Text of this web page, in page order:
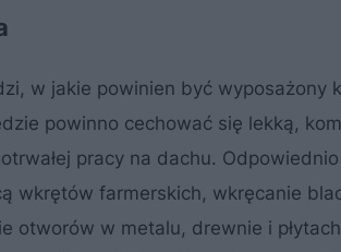
w jakie powinien być wyposażony
powinno cechować się lekką,
pracy na dachu.
wkrętów farmerskich, wkręcanie
otworów w metalu, drewnie i